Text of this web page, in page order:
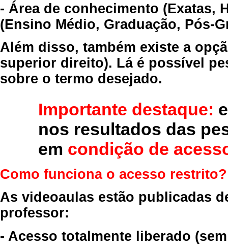
- Área de conhecimento (Exatas,
(Ensino Médio, Graduação, Pós-
Além disso, também existe a
superior direito). Lá é possível
sobre o termo desejado.
Importante destaque:
nos resultados das
em condição de
Como funciona o acesso restrito?
As videoaulas estão publicadas
professor:
- Acesso totalmente liberado